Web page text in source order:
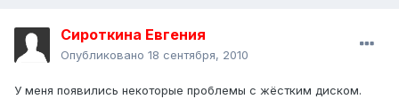
Сироткина Евгения
Опубликовано 18 сентября, 2010
У меня появились некоторые проблемы с жёстким диском.